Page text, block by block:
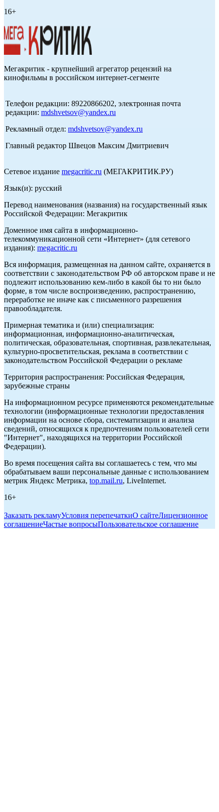
16+
Мегакритик - крупнейший агрегатор рецензий на
кинофильмы в российском интернет-сегменте
Телефон редакции: 89220866202, электронная почта
редакции: mdshvetsov@yandex.ru
Рекламный отдел: mdshvetsov@yandex.ru
Главный редактор Швецов Максим Дмитриевич
Сетевое издание megacritic.ru (МЕГАКРИТИК.РУ)
Язык(и): русский
Перевод наименования (названия) на государственный язык
Российской Федерации: Мегакритик
Доменное имя сайта в информационно-
телекоммуникационной сети «Интернет» (для сетевого
издания): megacritic.ru
Вся информация, размещенная на данном сайте, охраняется в
соответствии с законодательством РФ об авторском праве и не
подлежит использованию кем-либо в какой бы то ни было
форме, в том числе воспроизведению, распространению,
переработке не иначе как с письменного разрешения
правообладателя.
Примерная тематика и (или) специализация:
информационная, информационно-аналитическая,
политическая, образовательная, спортивная, развлекательная,
культурно-просветительская, реклама в соответствии с
законодательством Российской Федерации о рекламе
Территория распространения: Российская Федерация,
зарубежные страны
На информационном ресурсе применяются рекомендательные
технологии (информационные технологии предоставления
информации на основе сбора, систематизации и анализа
сведений, относящихся к предпочтениям пользователей сети
"Интернет", находящихся на территории Российской
Федерации).
Во время посещения сайта вы соглашаетесь с тем, что мы
обрабатываем ваши персональные данные с использованием
метрик Яндекс Метрика, top.mail.ru, LiveInternet.
16+
Заказать рекламуУсловия перепечаткиО сайтеЛицензионное
соглашениеЧастые вопросыПользовательское соглашение